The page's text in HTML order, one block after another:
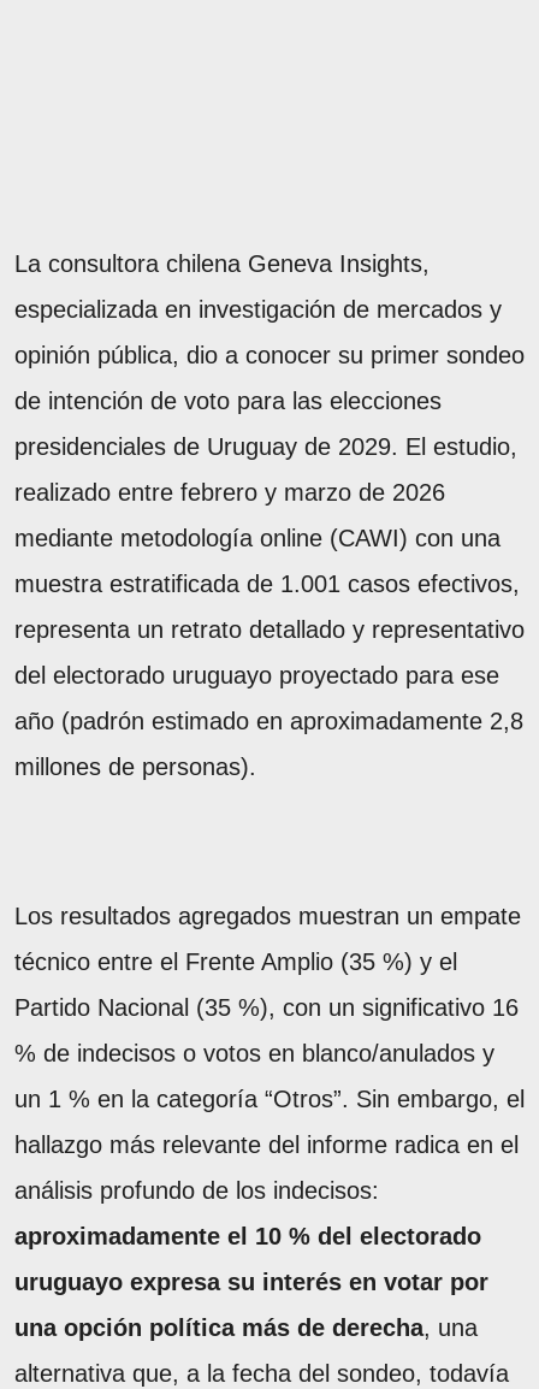
La consultora chilena Geneva Insights,
especializada en investigación de mercados y
opinión pública, dio a conocer su primer sondeo
de intención de voto para las elecciones
presidenciales de Uruguay de 2029. El estudio,
realizado entre febrero y marzo de 2026
mediante metodología online (CAWI) con una
muestra estratificada de 1.001 casos efectivos,
representa un retrato detallado y representativo
del electorado uruguayo proyectado para ese
año (padrón estimado en aproximadamente 2,8
millones de personas).
Los resultados agregados muestran un empate
técnico entre el Frente Amplio (35 %) y el
Partido Nacional (35 %), con un significativo 16
% de indecisos o votos en blanco/anulados y
un 1 % en la categoría “Otros”. Sin embargo, el
hallazgo más relevante del informe radica en el
análisis profundo de los indecisos:
aproximadamente el 10 % del electorado
uruguayo expresa su interés en votar por
una opción política más de derecha, una
alternativa que, a la fecha del sondeo, todavía